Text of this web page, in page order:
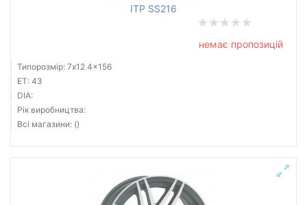
ITP SS216
немає пропозицій
Типорозмір: 7x12 4x156
ET: 43
DIA:
Рік виробництва:
Всі магазини: ()